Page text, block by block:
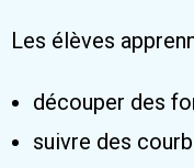
Les élèves
découper des
suivre des